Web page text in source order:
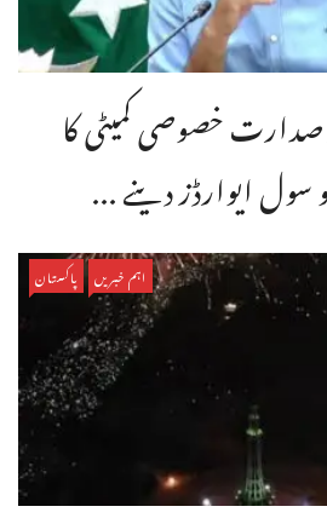
خصوصی کمیٹی کا
اہم خبریں پاکستان